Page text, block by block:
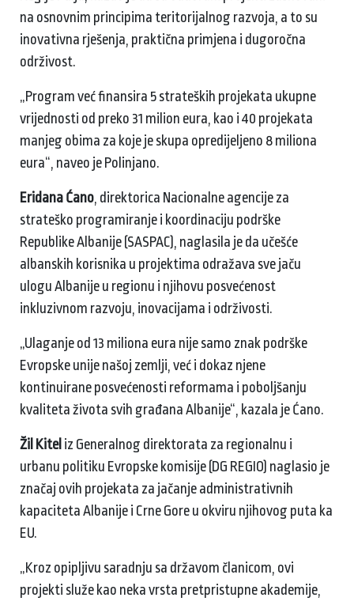
na osnovnim principima teritorijalnog razvoja, a to su
inovativna rješenja, praktična primjena i dugoročna
održivost.
„Program već finansira 5 strateških projekata ukupne
vrijednosti od preko 31 milion eura, kao i 40 projekata
manjeg obima za koje je skupa opredijeljeno 8 miliona
eura“, naveo je Polinjano.
Eridana Ćano , direktorica Nacionalne agencije za
strateško programiranje i koordinaciju podrške
Republike Albanije (SASPAC), naglasila je da učešće
albanskih korisnika u projektima odražava sve jaču
ulogu Albanije u regionu i njihovu posvećenost
inkluzivnom razvoju, inovacijama i održivosti.
„Ulaganje od 13 miliona eura nije samo znak podrške
Evropske unije našoj zemlji, već i dokaz njene
kontinuirane posvećenosti reformama i poboljšanju
kvaliteta života svih građana Albanije“, kazala je Ćano.
Žil Kitel iz Generalnog direktorata za regionalnu i
urbanu politiku Evropske komisije (DG REGIO) naglasio je
značaj ovih projekata za jačanje administrativnih
kapaciteta Albanije i Crne Gore u okviru njihovog puta ka
EU.
„Kroz opipljivu saradnju sa državom članicom, ovi
projekti služe kao neka vrsta pretpristupne akademije,